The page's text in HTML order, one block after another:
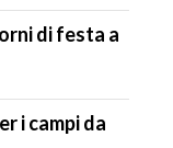
di festa a
i campi da